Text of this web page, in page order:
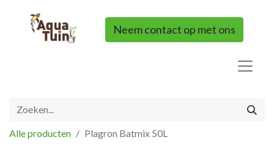
Neem contact op met ons
Alle producten Plagron Batmix 50L